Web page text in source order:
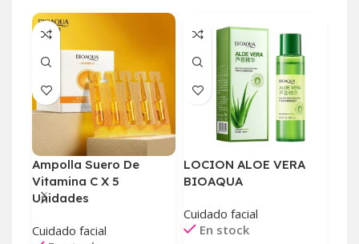
Ampolla Suero De
Vitamina C X 5
Unidades
Cuidado facial
LOCION ALOE VERA
BIOAQUA
Cuidado facial
En stock